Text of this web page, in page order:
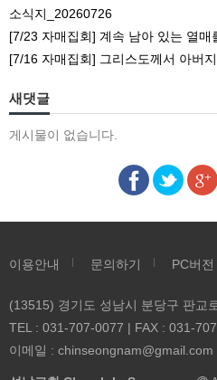
맺
는
훈
길
실
행
소식지_20260726
[7/23 자매집회] 계속 남아 있는 열매를 맺는 훈련과
[7/16 자매집회] 그리스도께서 아버지에 의해 신성한 영광으로 영광스럽게 되신
새댓글
게시물이 없습니다.
이용안내 문의하기 PC버전
(13515) 경기도 성남시 분당구 판교
TEL : 031-707-0077 | FAX : 031-
이메일 : chinseongnam@gmail.com